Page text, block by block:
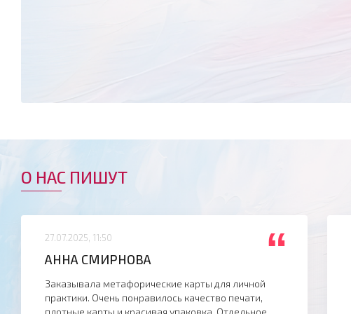
О НАС ПИШУТ
27.07.2025, 11:50 “
АННА СМИРНОВА
Заказывала метафорические карты для личной
практики. Очень понравилось качество печати,